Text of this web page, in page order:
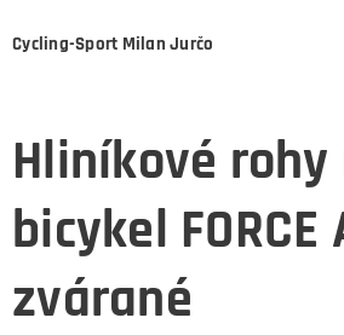
Cycling-Sport Milan Jurčo
Hliníkové rohy
bicykel FORCE
zvárané